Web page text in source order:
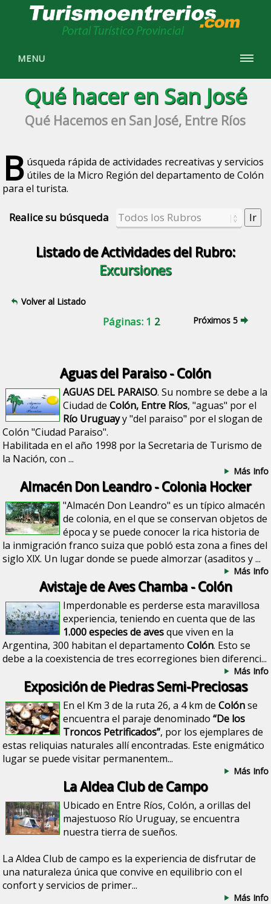
MENU
Qué hacer en San José
Qué Hacemos en San José, Entre Ríos
B úsqueda rápida de actividades recreativas y servicios
útiles de la Micro Región del departamento de Colón
para el turista.
Realice su búsqueda
Listado de Actividades del Rubro:
Excursiones
Volver al Listado
Páginas: 1 2 Próximos 5
Aguas del Paraiso - Colón
AGUAS DEL PARAISO. Su nombre se debe a la
Ciudad deColón, Entre Ríos, "aguas" por el
Río Uruguayy "del paraiso" por el slogan de
Colón "Ciudad Paraiso".
Habilitada en el año 1998 por la Secretaria de Turismo de
la Nación, con ...
Más Info
Almacén Don Leandro - Colonia Hocker
"Almacén Don Leandro" es un típico almacén
de colonia, en el que se conservan objetos de
época y se puede conocer la rica historia de
la inmigración franco suiza que pobló esta zona a fines del
siglo XlX. Un lugar donde se puede almorzar (asaditos y ...
Más Info
Avistaje de Aves Chamba - Colón
Imperdonable es perderse esta maravillosa
experiencia, teniendo en cuenta que de las
1.000 especies de avesque viven en la
Argentina, 300 habitan el departamentoColón. Esto se
debe a la coexistencia de tres ecorregiones bien diferenci...
Más Info
Exposición de Piedras Semi-Preciosas
En el Km 3 de la ruta 26, a 4 km deColónse
encuentra el paraje denominado“De los
Troncos Petrificados”, por los ejemplares de
estas reliquias naturales allí encontradas. Este enigmático
lugar se puede visitar permanentem...
Más Info
La Aldea Club de Campo
Ubicado en Entre Ríos, Colón, a orillas del
majestuoso Río Uruguay, se encuentra
nuestra tierra de sueños.
La Aldea Club de campo es la experiencia de disfrutar de
una naturaleza única que convive en equilibrio con el
confort y servicios de primer...
Más Info